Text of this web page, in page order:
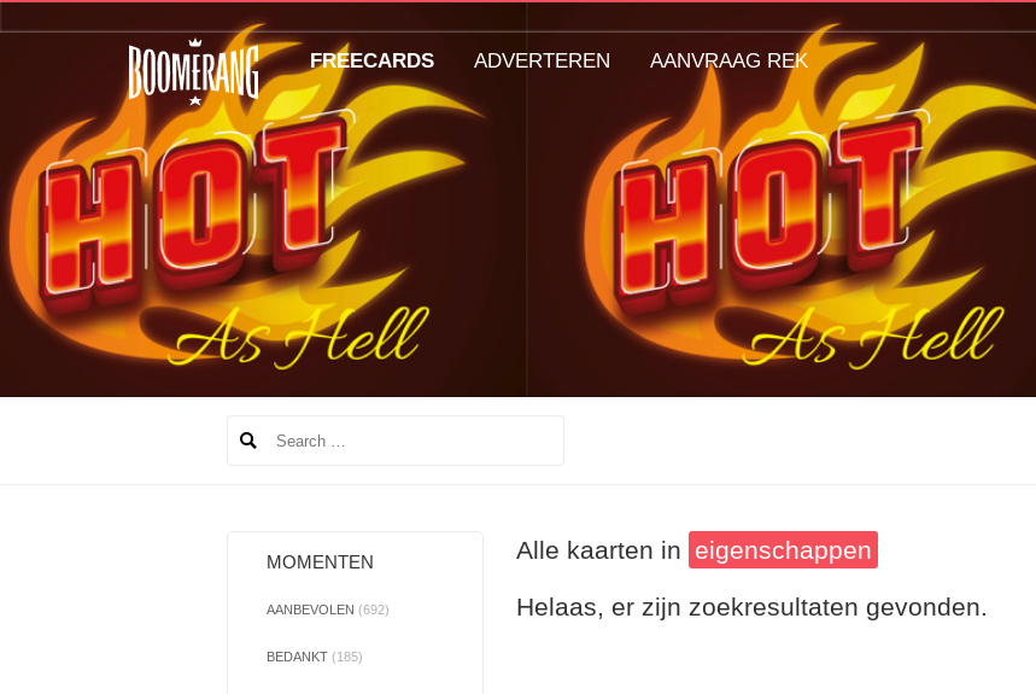
MOMENTEN
AANBEVOLEN (692)
BEDANKT (185)
Alle kaarten in eigenschappen
Helaas, er zijn zoekresultaten gevonden.
FREECARDS ADVERTEREN AANVRAAG REK